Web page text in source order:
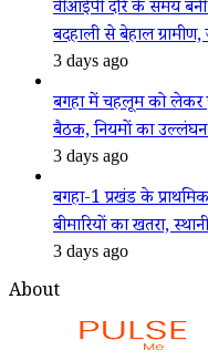
वीआईपी दौरे के समय
बदहाली से बेहाल ग्रामीण,
3 days ago
बगहा में चहलूम को लेकर
बैठक, नियमों का उल्लंघन
3 days ago
बगहा-1 प्रखंड के
बीमारियों का खतरा,
3 days ago
About